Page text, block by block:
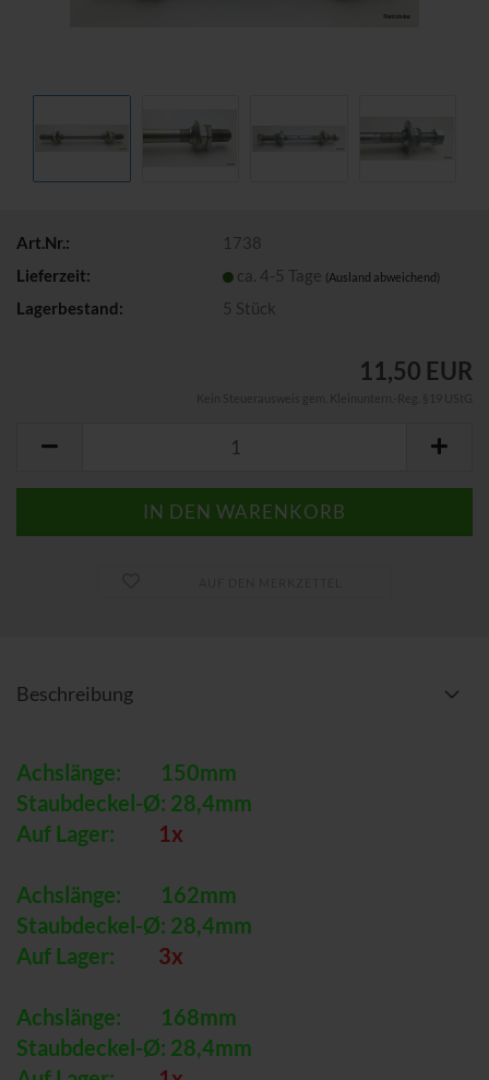
Art.Nr.:
1738
Lieferzeit:
ca. 4-5 Tage (Ausland abweichend)
Lagerbestand: 5 Stück
11,50 EUR
Beschreibung
Achslänge: 150mm
Staubdeckel-Ø: 28,4mm
Auf Lager: 1x
Achslänge: 162mm
Staubdeckel-Ø: 28,4mm
Auf Lager: 3x
Achslänge: 168mm
Staubdeckel-Ø: 28,4mm